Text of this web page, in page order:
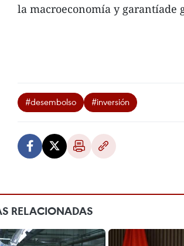
la macroeconomía y garantíade
#desembolso #inversión
RELACIONADAS